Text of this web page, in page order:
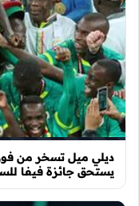
ديلي ميل تسخر من
يستحق جائزة فيفا